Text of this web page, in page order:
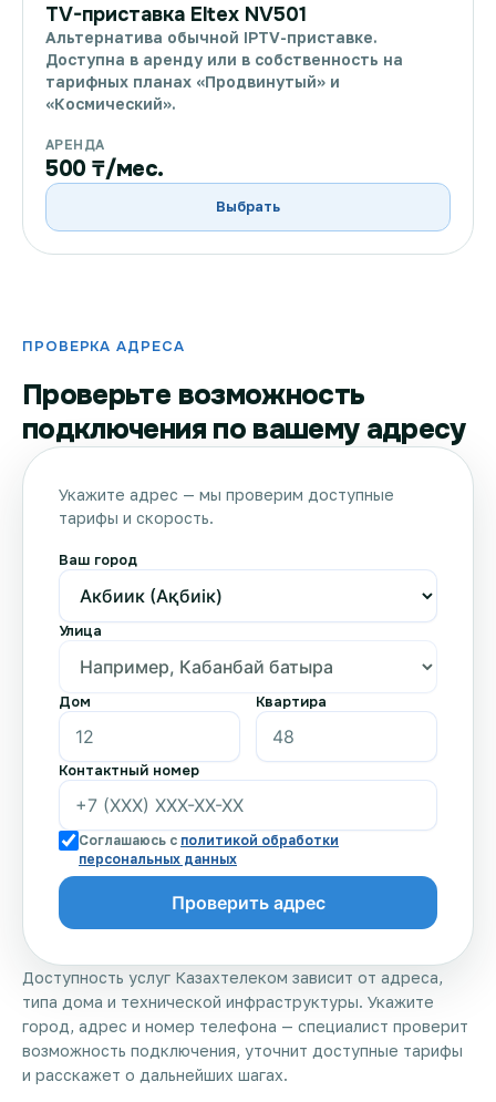
TV-приставка Eltex NV501
Альтернатива обычной IPTV-приставке.
Доступна в аренду или в собственность на
тарифных планах «Продвинутый» и
«Космический».
АРЕНДА
500 ₸/мес.
Выбрать
ПРОВЕРКА АДРЕСА
Проверьте возможность
подключения по вашему адресу
Доступность услуг Казахтелеком зависит от адреса,
типа дома и технической инфраструктуры. Укажите
город, адрес и номер телефона — специалист проверит
возможность подключения, уточнит доступные тарифы
и расскажет о дальнейших шагах.
Укажите адрес — мы проверим доступные
тарифы и скорость.
Ваш город
Улица
Дом Квартира
Контактный номер
Соглашаюсь с политикой обработки
персональных данных